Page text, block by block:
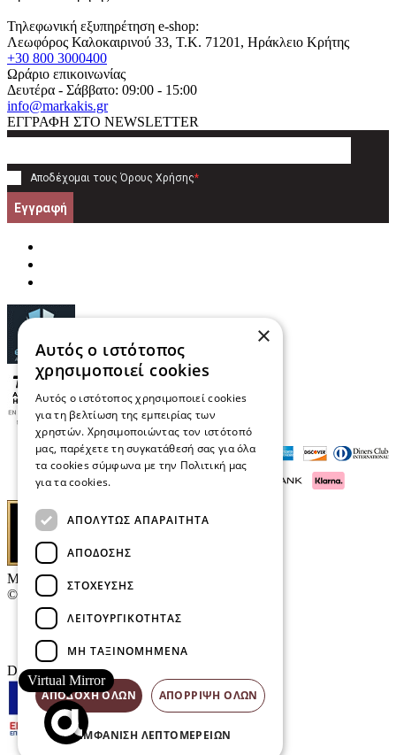
Τηλεφωνική εξυπηρέτηση e-shop:
Λεωφόρος Καλοκαιρινού 33, T.K. 71201, Ηράκλειο Κρήτης
+30 800 3000400
Ωράριο επικοινωνίας
Δευτέρα - Σάββατο: 09:00 - 15:00
info@markakis.gr
ΕΓΓΡΑΦΗ ΣΤΟ NEWSLETTER
Αποδέχομαι τους Όρους Χρήσης*
Εγγραφή
Μαρκάκης Οπτικά
© 2026
Επικοινωνία
E-Volution Awards
Designed & developed by
Virtual Mirror
×
Αυτός ο ιστότοπος
χρησιμοποιεί cookies
Αυτός ο ιστότοπος χρησιμοποιεί cookies
για τη βελτίωση της εμπειρίας των
χρηστών. Χρησιμοποιώντας τον ιστότοπό
μας, παρέχετε τη συγκατάθεσή σας για όλα
τα cookies σύμφωνα με την Πολιτική μας
για τα cookies.
ΑΠΟΛΎΤΩΣ ΑΠΑΡΑΊΤΗΤΑ
ΑΠΌΔΟΣΗΣ
ΣΤΌΧΕΥΣΗΣ
ΛΕΙΤΟΥΡΓΙΚΌΤΗΤΑΣ
ΜΗ ΤΑΞΙΝΟΜΗΜΈΝΑ
ΑΠΟΔΟΧΉ ΌΛΩΝ ΑΠΌΡΡΙΨΗ ΌΛΩΝ
ΕΜΦΆΝΙΣΗ ΛΕΠΤΟΜΕΡΕΙΏΝ